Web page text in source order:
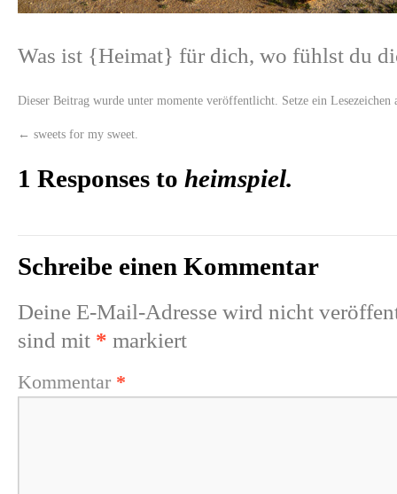
Was ist {Heimat} für dich, wo fühlst du
Dieser Beitrag wurde unter momente veröffentlicht. Setze ein Lesezeichen
← sweets for my sweet.
1 Responses to heimspiel.
Schreibe einen Kommentar
Deine E-Mail-Adresse wird nicht
sind mit * markiert
Kommentar *